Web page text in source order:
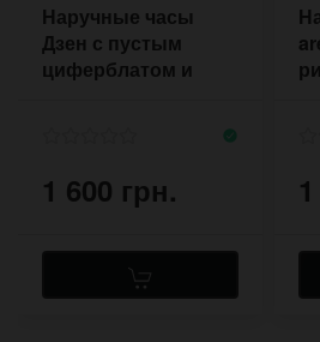
Наручные часы
Дзен с пустым
циферблатом и
1 600 грн.